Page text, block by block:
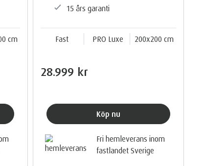
cm
15 års garanti
Fast PRO Luxe 200x200 cm
28.999 kr
Köp nu
Fri hemleverans inom
fastlandet Sverige